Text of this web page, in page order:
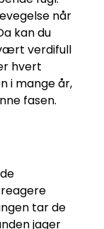
når
kan du
verdifull
hvert
i mange år,
fasen.
tar de
jager